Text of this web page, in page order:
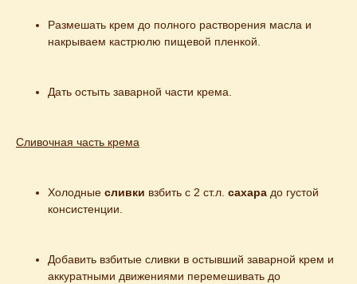
Размешать крем до полного растворения масла и
накрываем кастрюлю пищевой пленкой.
Дать остыть заварной части крема.
Сливочная часть крема
Холодные сливки взбить с 2 ст.л. сахара до густой
консистенции.
Добавить взбитые сливки в остывший заварной крем и
аккуратными движениями перемешивать до